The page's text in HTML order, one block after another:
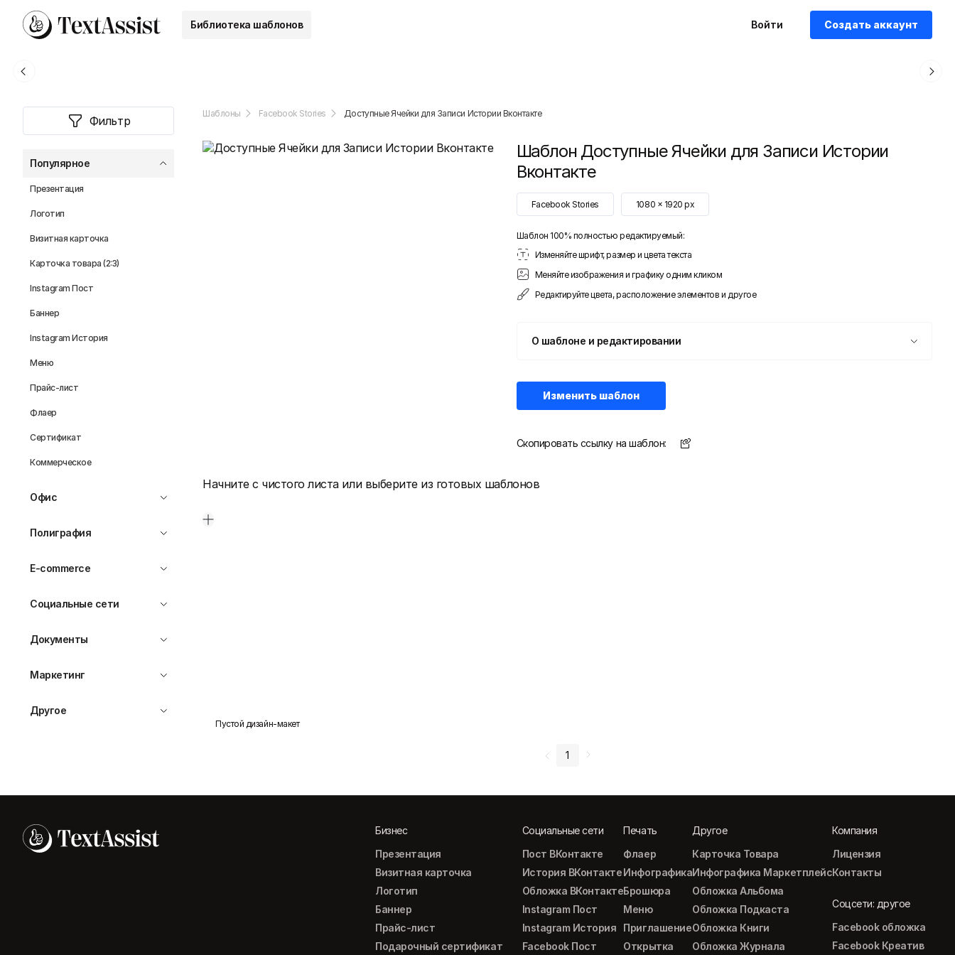
Библиотека шаблонов Войти Создать аккаунт
Фильтр
Популярное
Презентация
Логотип
Визитная карточка
Карточка товара (2:3)
Instagram Пост
Баннер
Instagram История
Меню
Прайс-лист
Флаер
Сертификат
Коммерческое
Офис
Полиграфия
E-commerce
Социальные сети
Документы
Маркетинг
Другое
Шаблоны Facebook Stories Доступные Ячейки для Записи Истории Вконтакте
Шаблон Доступные Ячейки для Записи Истории
Вконтакте
Facebook Stories 1080 x 1920 px
Шаблон 100% полностью редактируемый:
Изменяйте шрифт, размер и цвета текста
Меняйте изображения и графику одним кликом
Редактируйте цвета, расположение элементов и другое
О шаблоне и редактировании
Изменить шаблон
Скопировать ссылку на шаблон:
Начните с чистого листа или выберите из готовых шаблонов
Пустой дизайн-макет
1
Бизнес
Презентация
Визитная карточка
Логотип
Баннер
Прайс-лист
Подарочный сертификат
Социальные сети
Пост ВКонтакте
История ВКонтакте
Обложка ВКонтакте
Instagram Пост
Instagram История
Facebook Пост
Печать
Флаер
Инфографика
Брошюра
Меню
Приглашение
Открытка
Другое
Карточка Товара
Инфографика Маркетплейс
Обложка Альбома
Обложка Подкаста
Обложка Книги
Обложка Журнала
Компания
Лицензия
Контакты
Соцсети: другое
Facebook обложка
Facebook Креатив